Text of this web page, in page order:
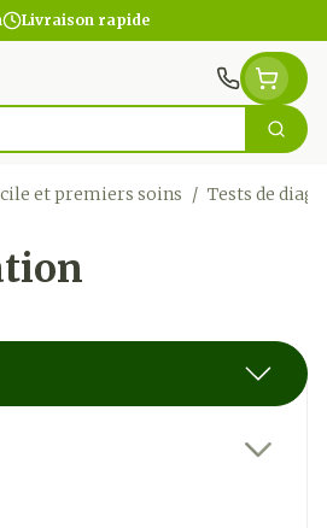
Livraison rapide
et premiers soins / Tests de